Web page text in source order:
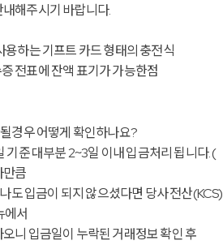
해주시기 바랍니다.
하는 기프트 카드 형태의 충전식
전표에 잔액 표기가 가능한점
경우 어떻게 확인하나요?
기준 대부분 2~3일 이내 입금처리 됩니다. (
만큼
도 입금이 되지 않으셨다면 당사 전산(KCS)
에서
니 입금일이 누락된 거래정보 확인 후